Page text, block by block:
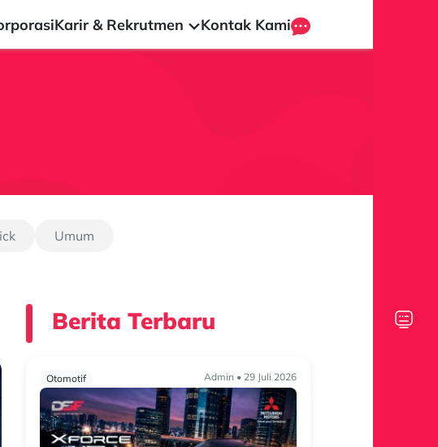
Karir & Rekrutmen Kontak Kami
Umum
Berita Terbaru
Otomotif Admin • 29 Juli 2026